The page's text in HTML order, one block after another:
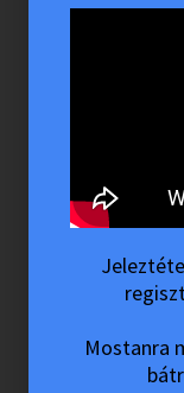
problémád
sem enyhül.
7.
Mostanra